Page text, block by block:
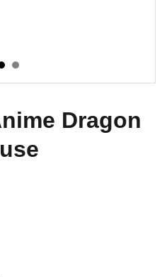
Dragon